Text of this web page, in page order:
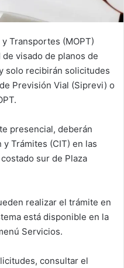
Transportes (MOPT)
visado de planos de
solo recibirán solicitudes
Previsión Vial (Siprevi) o
presencial, deberán
Trámites (CIT) en las
sur de Plaza
realizar el trámite en
está disponible en la
Servicios.
consultar el